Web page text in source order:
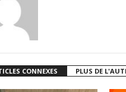
CONNEXES PLUS DE